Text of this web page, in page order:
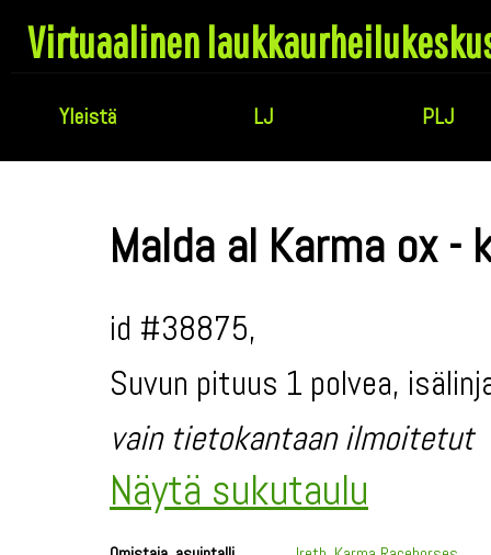
Virtuaalinen
Yleistä LJ PLJ
Malda al Karma ox
id #38875,
Suvun pituus 1 polvea,
vain tietokantaan ilmoitetut
Näytä sukutaulu